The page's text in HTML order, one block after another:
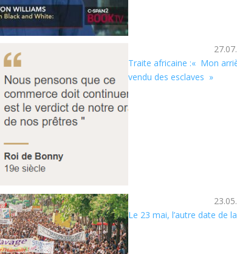
Traite africaine :« Mon
vendu des esclaves »
Le 23 mai, l’autre date de